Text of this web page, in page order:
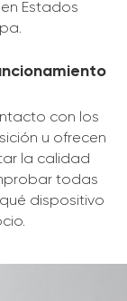
Estados
con los
u ofrecen
la calidad
todas
dispositivo